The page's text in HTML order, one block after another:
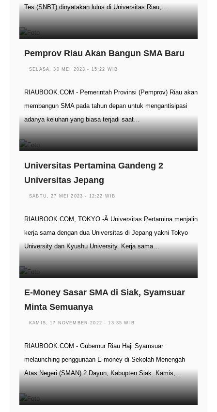
Tes (SNBT) dinyatakan lulus di Universitas Riau,…
Pemprov Riau Akan Bangun SMA Baru
SELASA, 30 MEI 2023 - 15:22 WIB
RIAUBOOK.COM - Pemerintah Provinsi (Pemprov) Riau akan
membangun SMA pada tahun depan untuk mengantisipasi
adanya keluhan yang biasa terjadi saat…
Universitas Pertamina Gandeng 2
Universitas Jepang
SABTU, 27 MEI 2023 - 12:22 WIB
RIAUBOOK.COM, TOKYO -Â Universitas Pertamina menjalin
kerja sama dengan dua Universitas di Jepang yakni Tokyo
University dan Kyushu University. Kerja sama…
E-Money Sasar SMA di Siak, Syamsuar
Minta Semuanya
KAMIS, 17 NOVEMBER 2022 - 13:35 WIB
RIAUBOOK.COM - Gubernur Riau Haji Syamsuar
melaunching penggunaan E-money di Sekolah Menengah
Atas Negeri (SMAN) 2 Dayun, Kabupten Siak. Kamis,…